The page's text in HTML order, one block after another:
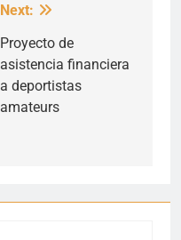
Next:
Proyecto de
asistencia financiera
a deportistas
amateurs